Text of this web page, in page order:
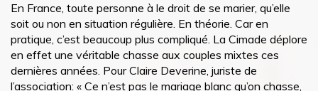
En France, toute personne à le droit de se marier, qu’elle
soit ou non en situation régulière. En théorie. Car en
pratique, c’est beaucoup plus compliqué. La Cimade déplore
en effet une véritable chasse aux couples mixtes ces
dernières années. Pour Claire Deverine, juriste de
l’association: « Ce n’est pas le mariage blanc qu’on chasse,